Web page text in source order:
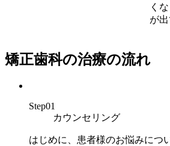
く
が
矯正歯科の治療の流れ
Step01
カウンセリング
はじめに、患者様のお悩みにつ